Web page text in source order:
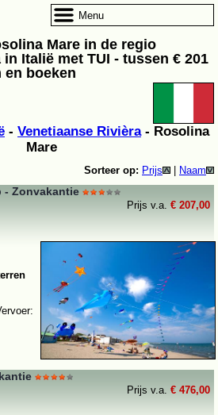
Mare in de regio
Italië met TUI - tussen € 201
en boeken
- Venetiaanse Rivièra- Rosolina
Mare
Sorteer op: Prijs Naam
- Zonvakantie
Prijs v.a. € 207,00
Prijs v.a. € 476,00
Menu